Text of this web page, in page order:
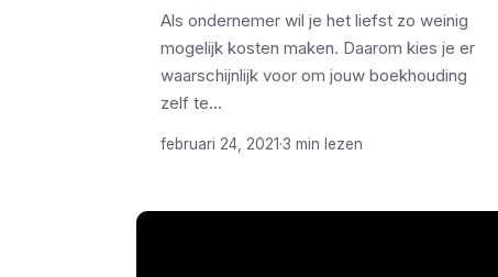
Als ondernemer wil je het liefst zo weinig
mogelijk kosten maken. Daarom kies je er
waarschijnlijk voor om jouw boekhouding
zelf te…
februari 24, 2021·3 min lezen